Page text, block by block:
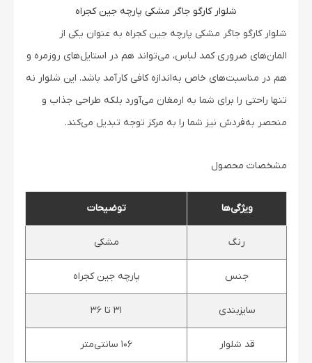
شلوار کارگو جاگر مشکی پارچه جین کجراه
شلوار کارگو جاگر مشکی پارچه جین کجراه به عنوان یکی از
المان‌های ضروری کمد لباس، می‌تواند هم در استایل‌های روزمره و
هم در مناسبت‌های خاص به‌اندازه کافی کارآمد باشد. این شلوار نه
تنها راحتی را برای شما به ارمغان می‌آورد بلکه طراحی جذاب و
منحصر به‌فردش نیز شما را به مرکز توجه تبدیل می‌کند.
مشخصات محصول
ویژگی‌ها توضیحات
رنگ مشکی
جنس پارچه جین کجراه
سایزبندی ۳۱ تا ۳۶
قد شلوار ۱۰۶ سانتی‌متر